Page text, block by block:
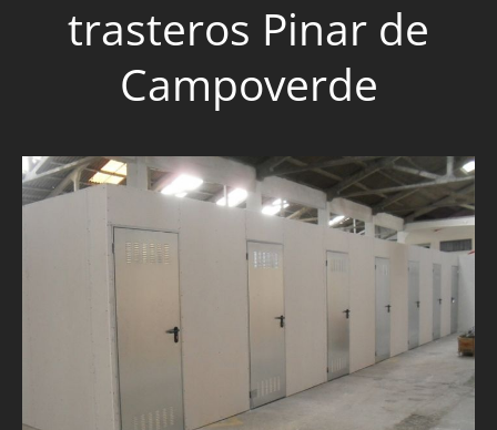
trasteros Pinar de
Campoverde